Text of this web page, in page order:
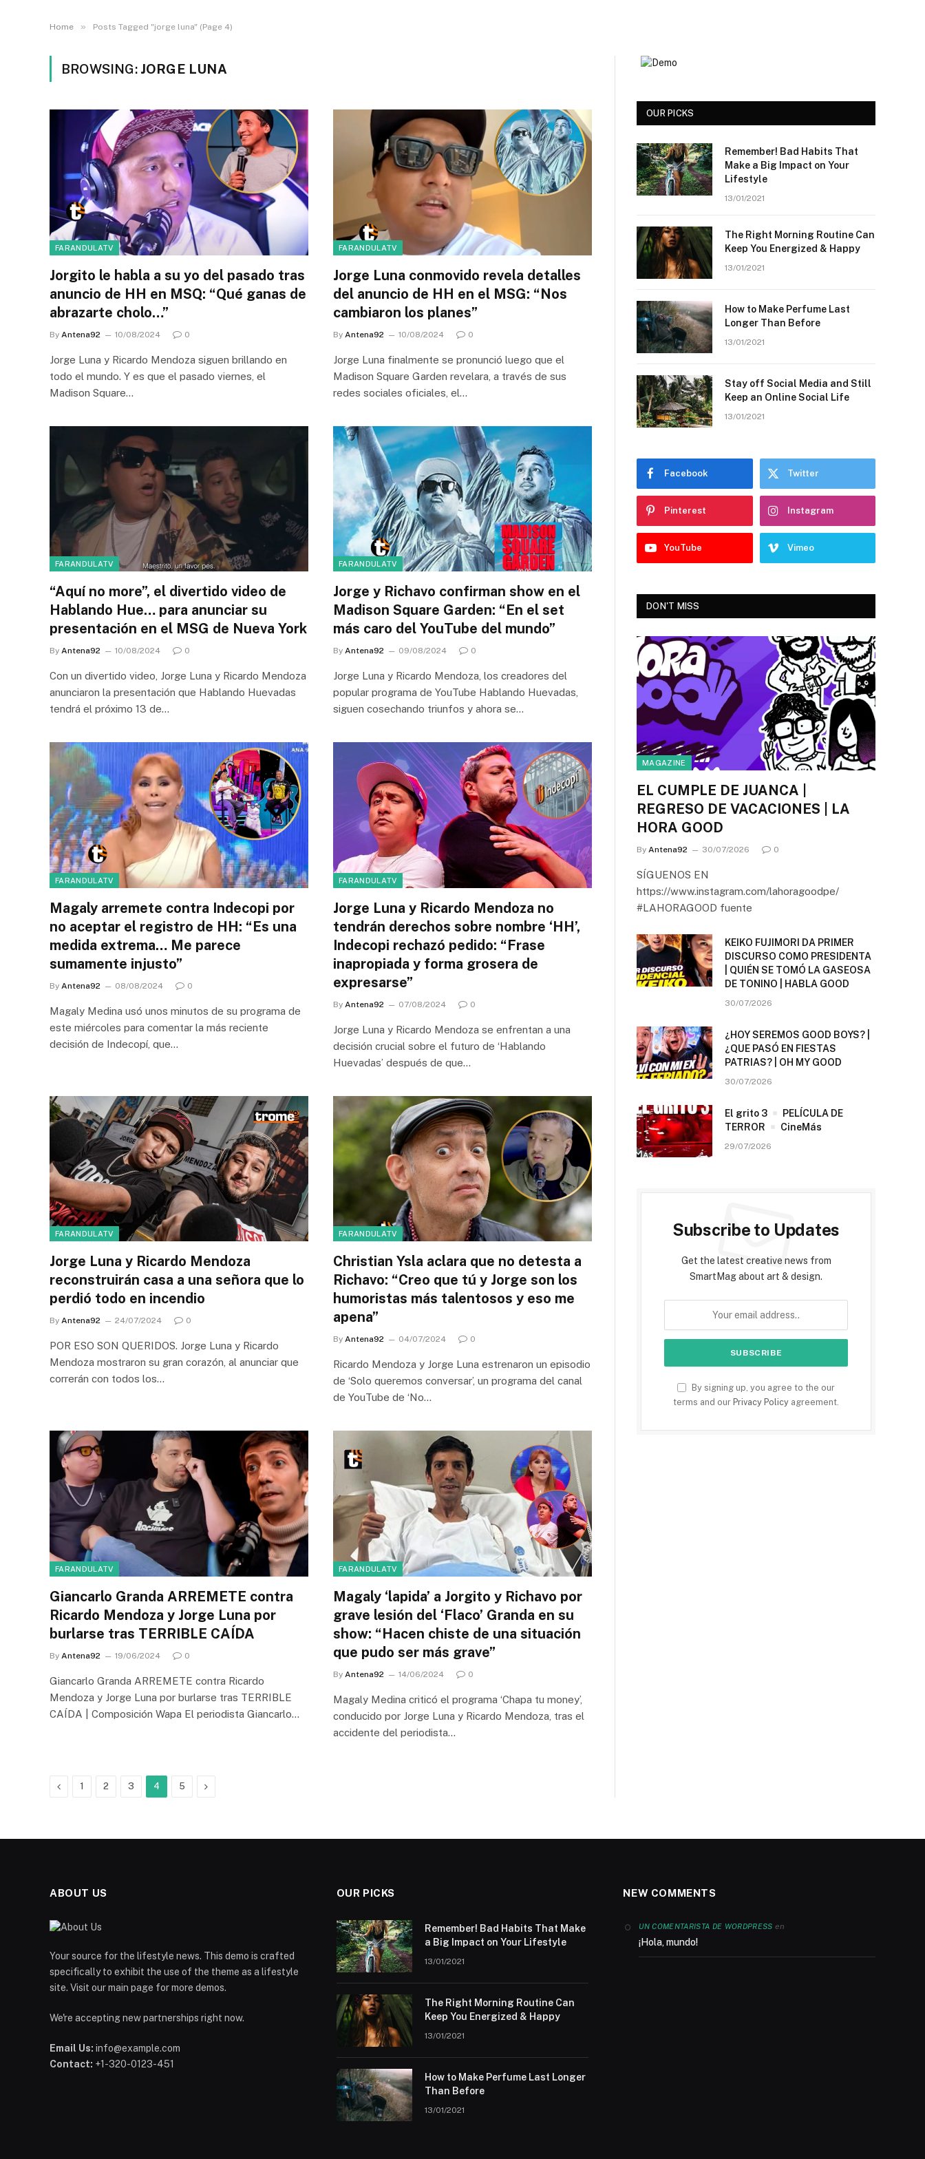
Home » Posts Tagged "jorge luna" (Page 4)
BROWSING: JORGE LUNA
FARANDULATV
Jorgito le habla a su yo del pasado tras
anuncio de HH en MSQ: “Qué ganas de
abrazarte cholo…”
By Antena92 10/08/2024 0
Jorge Luna y Ricardo Mendoza siguen brillando en
todo el mundo. Y es que el pasado viernes, el
Madison Square…
FARANDULATV
Jorge Luna conmovido revela detalles
del anuncio de HH en el MSG: “Nos
cambiaron los planes”
By Antena92 10/08/2024 0
Jorge Luna finalmente se pronunció luego que el
Madison Square Garden revelara, a través de sus
redes sociales oficiales, el…
FARANDULATV
“Aquí no more”, el divertido video de
Hablando Hue… para anunciar su
presentación en el MSG de Nueva York
By Antena92 10/08/2024 0
Con un divertido video, Jorge Luna y Ricardo Mendoza
anunciaron la presentación que Hablando Huevadas
tendrá el próximo 13 de…
FARANDULATV
Jorge y Richavo confirman show en el
Madison Square Garden: “En el set
más caro del YouTube del mundo”
By Antena92 09/08/2024 0
Jorge Luna y Ricardo Mendoza, los creadores del
popular programa de YouTube Hablando Huevadas,
siguen cosechando triunfos y ahora se…
FARANDULATV
Magaly arremete contra Indecopi por
no aceptar el registro de HH: “Es una
medida extrema… Me parece
sumamente injusto”
By Antena92 08/08/2024 0
Magaly Medina usó unos minutos de su programa de
este miércoles para comentar la más reciente
decisión de Indecopí, que…
FARANDULATV
Jorge Luna y Ricardo Mendoza no
tendrán derechos sobre nombre ‘HH’,
Indecopi rechazó pedido: “Frase
inapropiada y forma grosera de
expresarse”
By Antena92 07/08/2024 0
Jorge Luna y Ricardo Mendoza se enfrentan a una
decisión crucial sobre el futuro de ‘Hablando
Huevadas’ después de que…
FARANDULATV
Jorge Luna y Ricardo Mendoza
reconstruirán casa a una señora que lo
perdió todo en incendio
By Antena92 24/07/2024 0
POR ESO SON QUERIDOS. Jorge Luna y Ricardo
Mendoza mostraron su gran corazón, al anunciar que
correrán con todos los…
FARANDULATV
Christian Ysla aclara que no detesta a
Richavo: “Creo que tú y Jorge son los
humoristas más talentosos y eso me
apena”
By Antena92 04/07/2024 0
Ricardo Mendoza y Jorge Luna estrenaron un episodio
de ‘Solo queremos conversar’, un programa del canal
de YouTube de ‘No…
FARANDULATV
Giancarlo Granda ARREMETE contra
Ricardo Mendoza y Jorge Luna por
burlarse tras TERRIBLE CAÍDA
By Antena92 19/06/2024 0
Giancarlo Granda ARREMETE contra Ricardo
Mendoza y Jorge Luna por burlarse tras TERRIBLE
CAÍDA | Composición Wapa El periodista Giancarlo…
FARANDULATV
Magaly ‘lapida’ a Jorgito y Richavo por
grave lesión del ‘Flaco’ Granda en su
show: “Hacen chiste de una situación
que pudo ser más grave”
By Antena92 14/06/2024 0
Magaly Medina criticó el programa ‘Chapa tu money’,
conducido por Jorge Luna y Ricardo Mendoza, tras el
accidente del periodista…
Previous
1 2 3 4 5 Next
OUR PICKS
Remember! Bad Habits That
Make a Big Impact on Your
Lifestyle
13/01/2021
The Right Morning Routine Can
Keep You Energized & Happy
13/01/2021
How to Make Perfume Last
Longer Than Before
13/01/2021
Stay off Social Media and Still
Keep an Online Social Life
13/01/2021
Facebook Twitter
Pinterest Instagram
YouTube Vimeo
DON'T MISS
MAGAZINE
EL CUMPLE DE JUANCA |
REGRESO DE VACACIONES | LA
HORA GOOD
By Antena92 30/07/2026 0
SÍGUENOS EN
https://www.instagram.com/lahoragoodpe/
#LAHORAGOOD fuente
KEIKO FUJIMORI DA PRIMER
DISCURSO COMO PRESIDENTA
| QUIÉN SE TOMÓ LA GASEOSA
DE TONINO | HABLA GOOD
30/07/2026
¿HOY SEREMOS GOOD BOYS? |
¿QUE PASÓ EN FIESTAS
PATRIAS? | OH MY GOOD
30/07/2026
El grito 3
PELÍCULA DE
TERROR
CineMás
29/07/2026
Subscribe to Updates
Get the latest creative news from
SmartMag about art & design.
By signing up, you agree to the our
terms and our Privacy Policy agreement.
ABOUT US
Your source for the lifestyle news. This demo is crafted
specifically to exhibit the use of the theme as a lifestyle
site. Visit our main page for more demos.
We're accepting new partnerships right now.
Email Us: info@example.com
Contact: +1-320-0123-451
OUR PICKS
Remember! Bad Habits That Make
a Big Impact on Your Lifestyle
13/01/2021
The Right Morning Routine Can
Keep You Energized & Happy
13/01/2021
How to Make Perfume Last Longer
Than Before
13/01/2021
NEW COMMENTS
UN COMENTARISTA DE WORDPRESS en
¡Hola, mundo!